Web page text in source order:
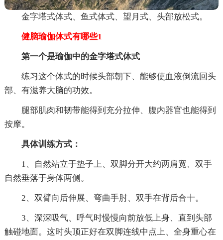
金字塔式体式、鱼式体式、望月式、头部放松式。
健脑瑜伽体式有哪些1
第一个是瑜伽中的金字塔式体式
练习这个体式的时候头部朝下、能够使血液倒流回头
部、有滋养大脑的功效。
腿部肌肉和韧带能得到充分拉伸、腹内器官也能得到
按摩。
具体训练方式：
1、自然站立于垫子上、双脚分开大约两肩宽、双手
自然垂落于身体两侧。
2、双臂向后伸展、弯曲手肘、双手在背后合十。
3、深深吸气、呼气时慢慢向前放低上身、直到头部
触碰地面。这时头顶正好在双脚连线中点上、全身重心在